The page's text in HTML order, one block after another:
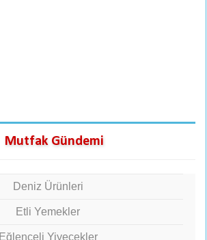
Mutfak Gündemi
Deniz Ürünleri
Etli Yemekler
Eğlenceli Yiyecekler